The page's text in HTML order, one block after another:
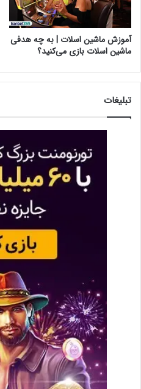
آموزش ماشین اسلات | به چه هدفی
ماشین اسلات بازی می‌کنید؟
تبلیغات